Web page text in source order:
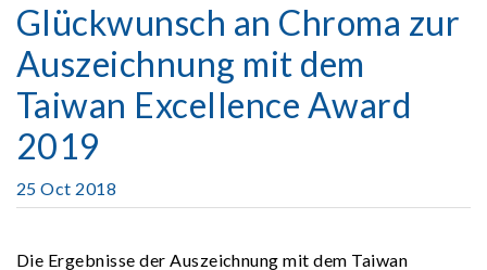
Glückwunsch an Chroma zur
Auszeichnung mit dem
Taiwan Excellence Award
2019
25 Oct 2018
Die Ergebnisse der Auszeichnung mit dem Taiwan